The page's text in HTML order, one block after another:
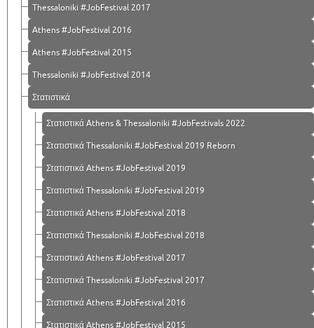
Τhessaloniki #JobFestival 2017
Athens #JobFestival 2016
Athens #JobFestival 2015
Thessaloniki #JobFestival 2014
Στατιστικά
Στατιστικά Athens & Thessaloniki #JobFestivals 2022
Στατιστικά Thessaloniki #JobFestival 2019 Reborn
Στατιστικά Athens #JobFestival 2019
Στατιστικά Thessaloniki #JobFestival 2019
Στατιστικά Athens #JobFestival 2018
Στατιστικά Thessaloniki #JobFestival 2018
Στατιστικά Athens #JobFestival 2017
Στατιστικά Thessaloniki #JobFestival 2017
Στατιστικά Athens #JobFestival 2016
Στατιστικά Athens #JobFestival 2015